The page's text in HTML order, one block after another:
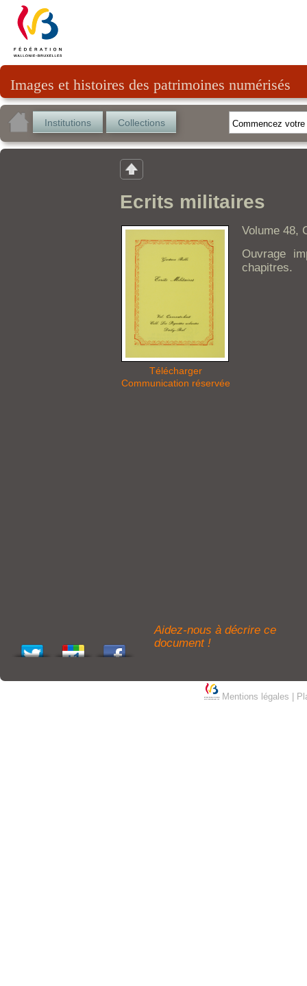
Images et histoires des patrimoines numérisés
Institutions Collections
Ecrits militaires
Télécharger
Communication réservée
Volume 48,
Ouvrage
chapitres.
Aidez-nous à décrire ce
document !
Mentions légales